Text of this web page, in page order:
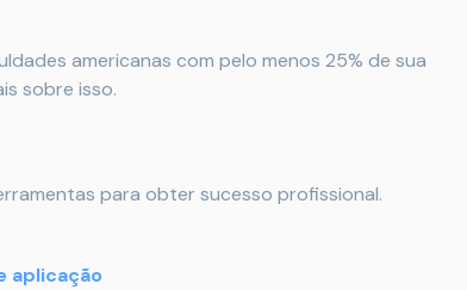
americanas com pelo menos 25% de sua
sobre isso.
para obter sucesso profissional.
aplicação